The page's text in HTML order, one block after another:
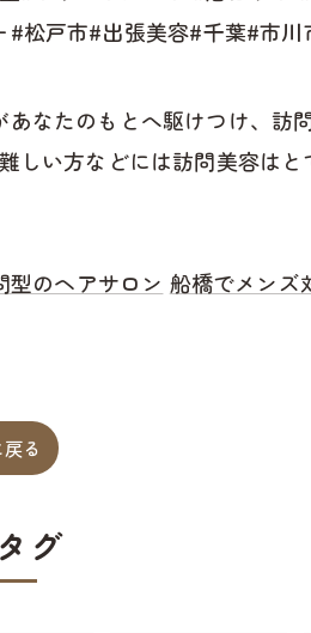
松戸市#出張美容#千葉#市川
なたのもとへ駆けつけ、訪
い方などには訪問美容は
型のヘアサロン 船橋でメンズ
る
グ